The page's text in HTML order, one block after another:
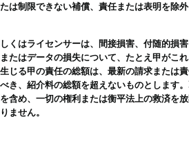
は制限できない補償、責任または表明を除
くはライセンサーは、間接損害、付随的損
たはデータの損失について、たとえ甲がこ
じる甲の責任の総額は、最新の請求または
き、紹介料の総額を超えないものとします
含め、一切の権利または衡平法上の救済を
ません。